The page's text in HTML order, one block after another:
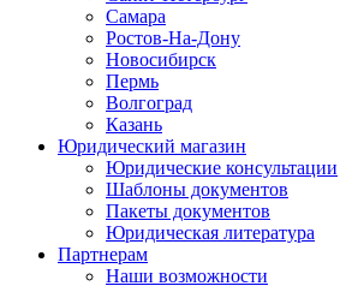
Самара
Ростов-На-Дону
Новосибирск
Пермь
Волгоград
Казань
Юридический магазин
Юридические консультации
Шаблоны документов
Пакеты документов
Юридическая литература
Партнерам
Наши возможности